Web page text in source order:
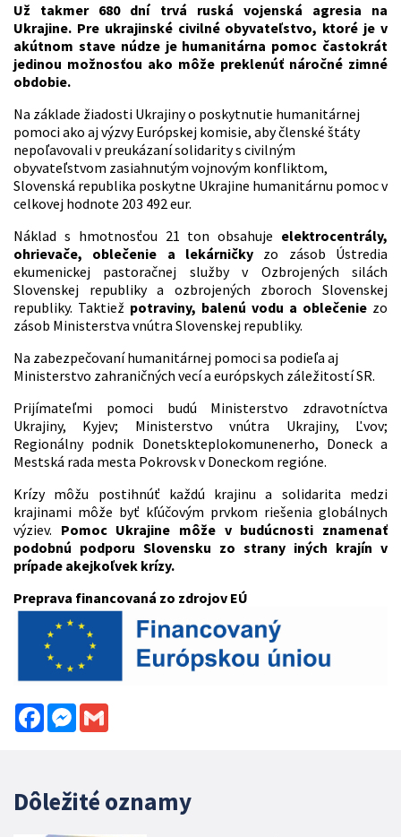
Už takmer 680 dní trvá ruská vojenská agresia na
Ukrajine. Pre ukrajinské civilné obyvateľstvo, ktoré je v
akútnom stave núdze je humanitárna pomoc častokrát
jedinou možnosťou ako môže preklenúť náročné zimné
obdobie.
Na základe žiadosti Ukrajiny o poskytnutie humanitárnej
pomoci ako aj výzvy Európskej komisie, aby členské štáty
nepoľavovali v preukázaní solidarity s civilným
obyvateľstvom zasiahnutým vojnovým konfliktom,
Slovenská republika poskytne Ukrajine humanitárnu pomoc v
celkovej hodnote 203 492 eur.
Náklad s hmotnosťou 21 ton obsahuje elektrocentrály,
ohrievače, oblečenie a lekárničky zo zásob Ústredia
ekumenickej pastoračnej služby v Ozbrojených silách
Slovenskej republiky a ozbrojených zboroch Slovenskej
republiky. Taktiež potraviny, balenú vodu a oblečenie zo
zásob Ministerstva vnútra Slovenskej republiky.
Na zabezpečovaní humanitárnej pomoci sa podieľa aj
Ministerstvo zahraničných vecí a európskych záležitostí SR.
Prijímateľmi pomoci budú Ministerstvo zdravotníctva
Ukrajiny, Kyjev; Ministerstvo vnútra Ukrajiny, Ľvov;
Regionálny podnik Donetskteplokomunenerho, Doneck a
Mestská rada mesta Pokrovsk v Doneckom regióne.
Krízy môžu postihnúť každú krajinu a solidarita medzi
krajinami môže byť kľúčovým prvkom riešenia globálnych
výziev. Pomoc Ukrajine môže v budúcnosti znamenať
podobnú podporu Slovensku zo strany iných krajín v
prípade akejkoľvek krízy.
Preprava financovaná zo zdrojov EÚ
FacebookMessenger
Dôležité oznamy